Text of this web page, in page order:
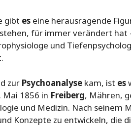
gibt es eine herausragende
für immer verändert hat
und
zur Psychoanalyse kam, ist es
1856 in Freiberg, Mähren,
und Medizin. Nach seinem
Konzepte zu entwickeln, die